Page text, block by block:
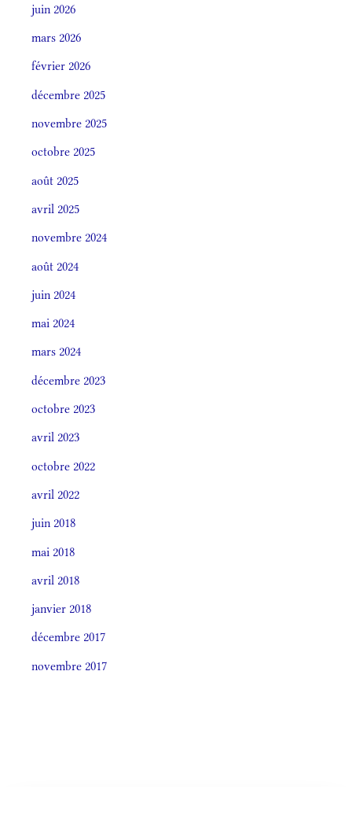
juin 2026
mars 2026
février 2026
décembre 2025
novembre 2025
octobre 2025
août 2025
avril 2025
novembre 2024
août 2024
juin 2024
mai 2024
mars 2024
décembre 2023
octobre 2023
avril 2023
octobre 2022
avril 2022
juin 2018
mai 2018
avril 2018
janvier 2018
décembre 2017
novembre 2017